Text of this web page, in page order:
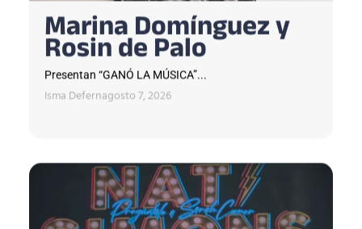
Marina Domínguez y
Rosin de Palo
Presentan “GANÓ LA MÚSICA”...
Isma Defernagosto 7, 2026